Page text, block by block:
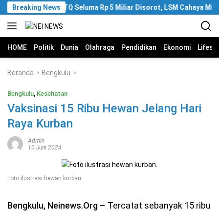
Langsung
ke
konten
Breaking News
Anggaran MTQ Seluma Rp 5 Miliar Disorot, LSM Cahaya Minta
HOME Politik Dunia Olahraga Pendidikan Ekonomi
Beranda Bengkulu
Bengkulu, Kesehatan
Vaksinasi 15 Ribu Hewan Jelang Hari
Raya Kurban
Admin
10 Juni 2024
Foto ilustrasi hewan kurban.
Bengkulu, Neinews.Org – Tercatat sebanyak 15 ribu